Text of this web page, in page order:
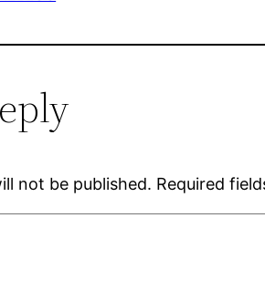
not be published. Required